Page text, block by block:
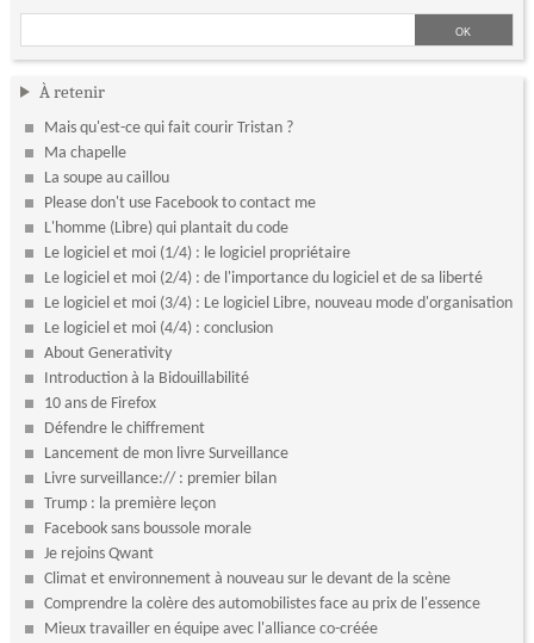
À retenir
Mais qu'est-ce qui fait courir Tristan ?
Ma chapelle
La soupe au caillou
Please don't use Facebook to contact me
L'homme (Libre) qui plantait du code
Le logiciel et moi (1/4) : le logiciel propriétaire
Le logiciel et moi (2/4) : de l'importance du logiciel et de sa liberté
Le logiciel et moi (3/4) : Le logiciel Libre, nouveau mode d'organisation
Le logiciel et moi (4/4) : conclusion
About Generativity
Introduction à la Bidouillabilité
10 ans de Firefox
Défendre le chiffrement
Lancement de mon livre Surveillance
Livre surveillance:// : premier bilan
Trump : la première leçon
Facebook sans boussole morale
Je rejoins Qwant
Climat et environnement à nouveau sur le devant de la scène
Comprendre la colère des automobilistes face au prix de l'essence
Mieux travailler en équipe avec l'alliance co-créée